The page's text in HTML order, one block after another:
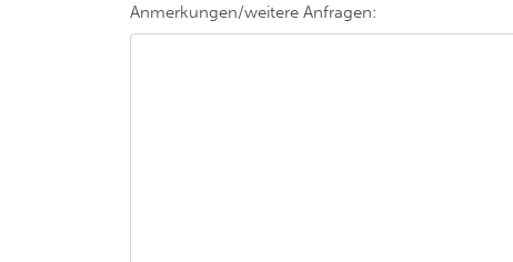
Anmerkungen/weitere Anfragen: